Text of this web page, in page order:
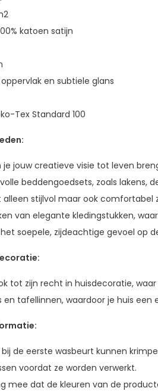
katoen satijn
en subtiele glans
Tex Standard 100
jouw creatieve visie tot leven
beddengoedsets, zoals lakens,
alleen stijlvol maar ook comfortabel
van elegante kledingstukken,
soepele, zijdeachtige gevoel op
tot zijn recht in huisdecoratie,
en tafellinnen, waardoor je huis een
de eerste wasbeurt kunnen
voordat ze worden verwerkt.
mee dat de kleuren van de